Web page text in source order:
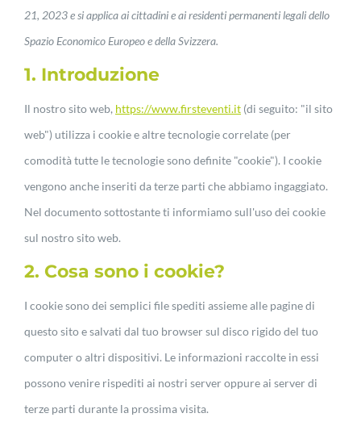
Chi siamo
Portfolio clienti
21, 2023 e si applica ai cittadini e ai residenti permanenti legali dello
Spazio Economico Europeo e della Svizzera.
1. Introduzione
Il nostro sito web, https://www.firsteventi.it(di seguito: "il sito
web") utilizza i cookie e altre tecnologie correlate (per
comodità tutte le tecnologie sono definite "cookie"). I cookie
vengono anche inseriti da terze parti che abbiamo ingaggiato.
Nel documento sottostante ti informiamo sull'uso dei cookie
sul nostro sito web.
2. Cosa sono i cookie?
I cookie sono dei semplici file spediti assieme alle pagine di
questo sito e salvati dal tuo browser sul disco rigido del tuo
computer o altri dispositivi. Le informazioni raccolte in essi
possono venire rispediti ai nostri server oppure ai server di
terze parti durante la prossima visita.